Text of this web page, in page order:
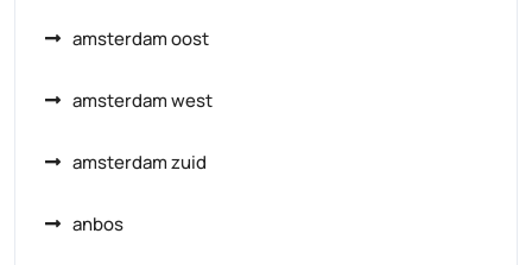
amsterdam oost
amsterdam west
amsterdam zuid
anbos